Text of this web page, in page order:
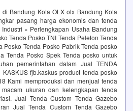
Bandung Kota OLX olx Bandung Kota
pasang harga ekonomis dan tenda
» Perlengkapan Usaha Bandung
Tenda Posko TNI Tenda Peleton Tenda
Posko Tenda Posko Pabrik Tenda posko
Tenda Posko Spek Tenda posko untuk
pemerintahan dalam Jual TENDA
KASKUS fjb.kaskus product tenda posko
Kami memproduksi dan menjual tenda
ukuran dan kelengkapan tenda
Jual Tenda Custom Tenda Gazebo
Jual Tenda Custom Tenda Gazebo